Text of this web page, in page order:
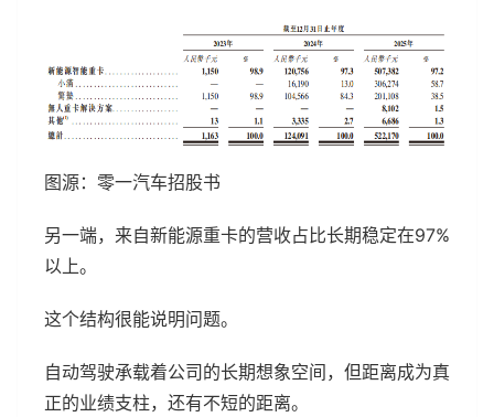
图源：零一汽车招股书
另一端，来自新能源重卡的营收占比长期稳定在97%
以上。
这个结构很能说明问题。
自动驾驶承载着公司的长期想象空间，但距离成为真
正的业绩支柱，还有不短的距离。